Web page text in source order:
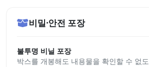
비밀·안전 포장
불투명 비닐 포장
박스를 개봉해도 내용물을 확인할 수 없